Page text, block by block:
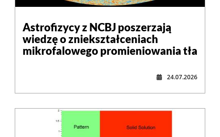
Astrofizycy z NCBJ poszerzają
wiedzę o zniekształceniach
mikrofalowego promieniowania tła
24.07.2026